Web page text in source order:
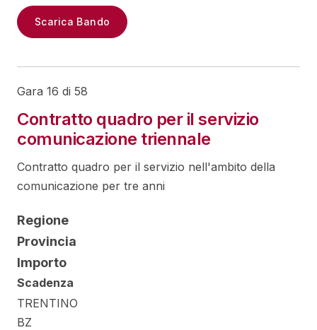
Scarica Bando
Gara 16 di 58
Contratto quadro per il servizio
comunicazione triennale
Contratto quadro per il servizio nell'ambito della
comunicazione per tre anni
Regione
Provincia
Importo
Scadenza
TRENTINO
BZ